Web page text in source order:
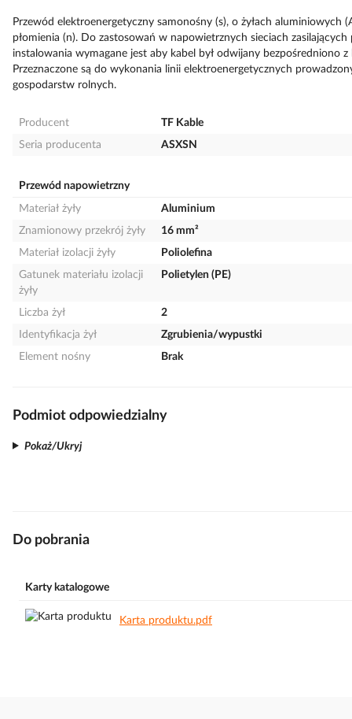
Przewód elektroenergetyczny samonośny (s), o żyłach
płomienia (n). Do zastosowań w napowietrznych sieciach
instalowania wymagane jest aby kabel był odwijany bezpośredniono
Przeznaczone są do wykonania linii elektroenergetycznych
gospodarstw rolnych.
Producent
TF Kable
Seria producenta
ASXSN
Przewód napowietrzny
Materiał żyły
Aluminium
Znamionowy przekrój żyły
16 mm²
Materiał izolacji żyły
Poliolefina
Gatunek materiału izolacji
żyły
Polietylen (PE)
Liczba żył
2
Identyfikacja żył
Zgrubienia/wypustki
Element nośny
Brak
Podmiot odpowiedzialny
Pokaż/Ukryj
Do pobrania
Karty katalogowe
Karta produktu.pdf